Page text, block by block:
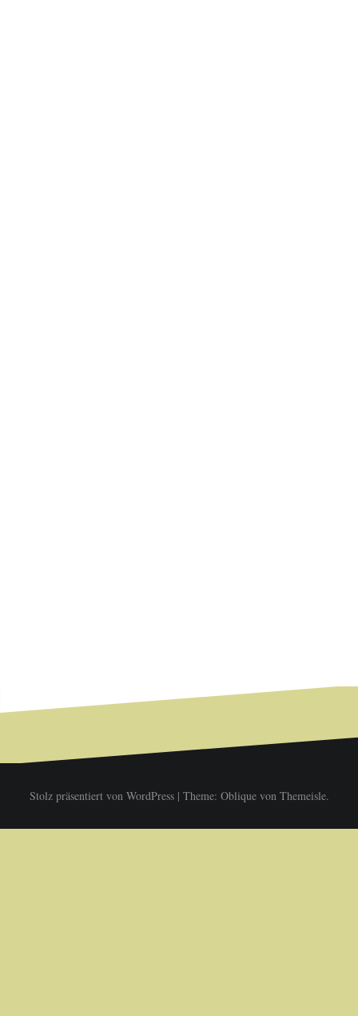
Stolz präsentiert von WordPress| Theme: Obliquevon Themeisle.